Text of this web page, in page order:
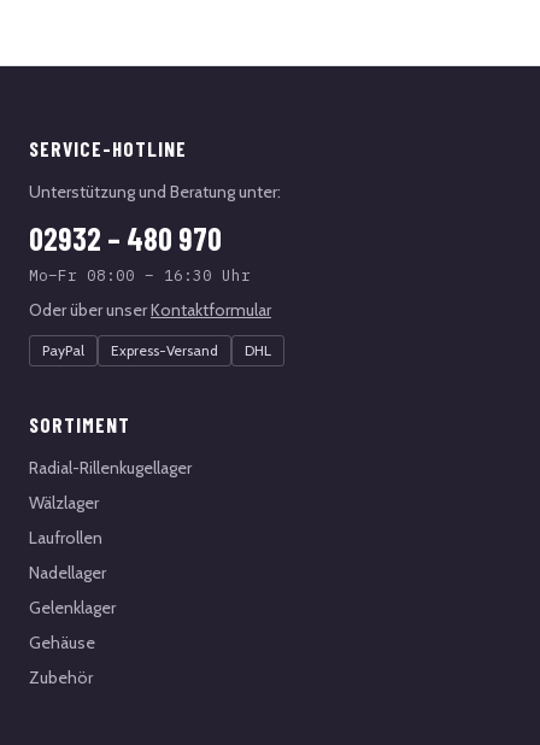
SERVICE-HOTLINE
Unterstützung und Beratung unter:
02932 – 480 970
Mo–Fr 08:00 – 16:30 Uhr
Oder über unserKontaktformular
PayPal Express-Versand DHL
SORTIMENT
Radial-Rillenkugellager
Wälzlager
Laufrollen
Nadellager
Gelenklager
Gehäuse
Zubehör